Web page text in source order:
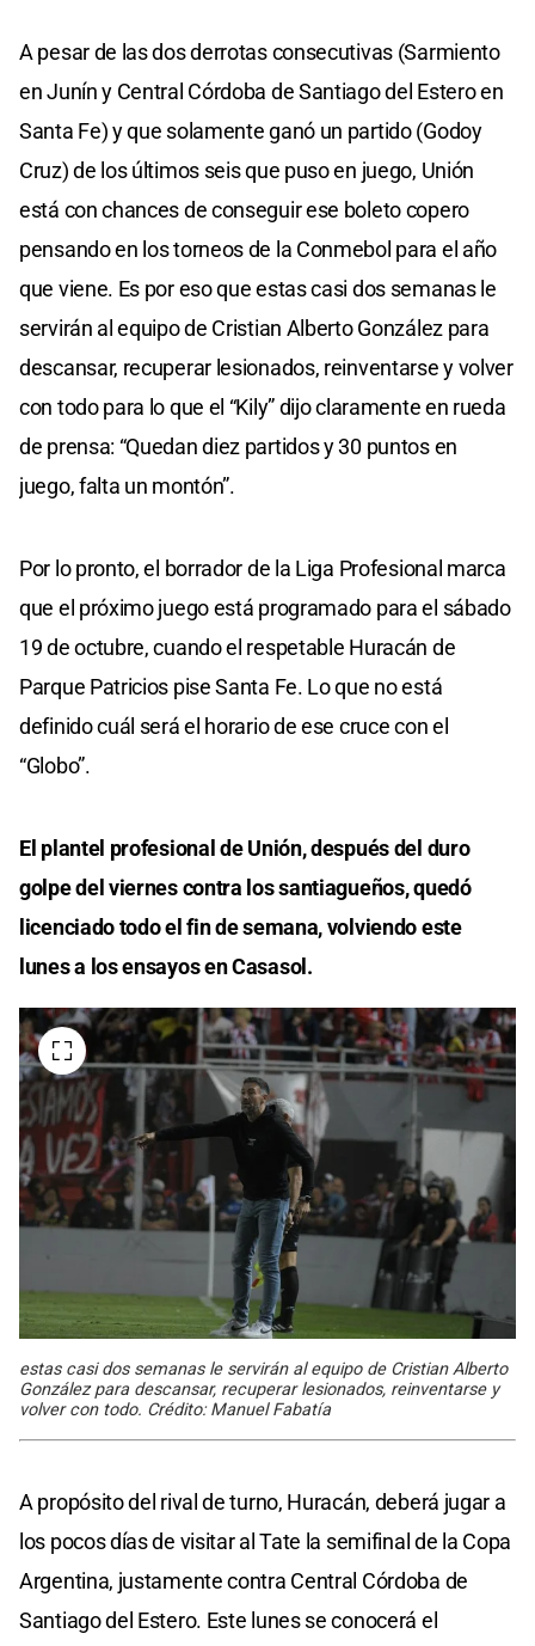
A pesar de las dos derrotas consecutivas (Sarmiento
en Junín y Central Córdoba de Santiago del Estero en
Santa Fe) y que solamente ganó un partido (Godoy
Cruz) de los últimos seis que puso en juego, Unión
está con chances de conseguir ese boleto copero
pensando en los torneos de la Conmebol para el año
que viene. Es por eso que estas casi dos semanas le
servirán al equipo de Cristian Alberto González para
descansar, recuperar lesionados, reinventarse y volver
con todo para lo que el “Kily” dijo claramente en rueda
de prensa: “Quedan diez partidos y 30 puntos en
juego, falta un montón”.
Por lo pronto, el borrador de la Liga Profesional marca
que el próximo juego está programado para el sábado
19 de octubre, cuando el respetable Huracán de
Parque Patricios pise Santa Fe. Lo que no está
definido cuál será el horario de ese cruce con el
“Globo”.
El plantel profesional de Unión, después del duro
golpe del viernes contra los santiagueños, quedó
licenciado todo el fin de semana, volviendo este
lunes a los ensayos en Casasol.
estas casi dos semanas le servirán al equipo de Cristian Alberto
González para descansar, recuperar lesionados, reinventarse y
volver con todo. Crédito: Manuel Fabatía
A propósito del rival de turno, Huracán, deberá jugar a
los pocos días de visitar al Tate la semifinal de la Copa
Argentina, justamente contra Central Córdoba de
Santiago del Estero. Este lunes se conocerá el